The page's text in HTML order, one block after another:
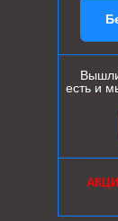
есть и